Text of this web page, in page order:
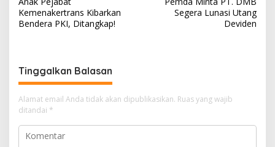
a
v
g
a
s
i
p
Kemenakertrans Kibarkan
Bendera PKI, Ditangkap!
Segera Lunasi Utang
Deviden
Tinggalkan Balasan
Alamat email Anda tidak akan dipublikasikan. Ruas yang wajib
ditandai *